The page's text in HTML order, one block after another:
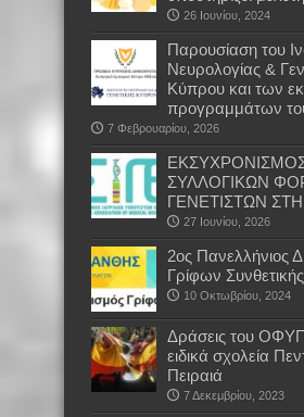
26 Ιουνίου, 2024
Παρουσίαση του
Νευρολογίας &
Κύπρου και των
προγραμμάτων
7 Φεβρουαρίου, 2026
ΣΥΛΛΟΓΙΚΩΝ
ΓΕΝΕΤΙΣΤΩΝ
27 Ιουνίου, 2026
2ος Πανελλήνιος
Γρίφων
10 Οκτωβρίου, 2024
Δράσεις του
ειδικά σχολεία
Πειραιά
7 Δεκεμβρίου, 2023